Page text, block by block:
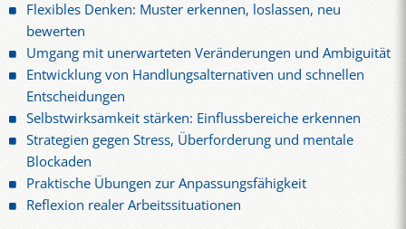
Flexibles Denken: Muster erkennen, loslassen, neu
bewerten
Umgang mit unerwarteten Veränderungen und Ambiguität
Entwicklung von Handlungsalternativen und schnellen
Entscheidungen
Selbstwirksamkeit stärken: Einflussbereiche erkennen
Strategien gegen Stress, Überforderung und mentale
Blockaden
Praktische Übungen zur Anpassungsfähigkeit
Reflexion realer Arbeitssituationen